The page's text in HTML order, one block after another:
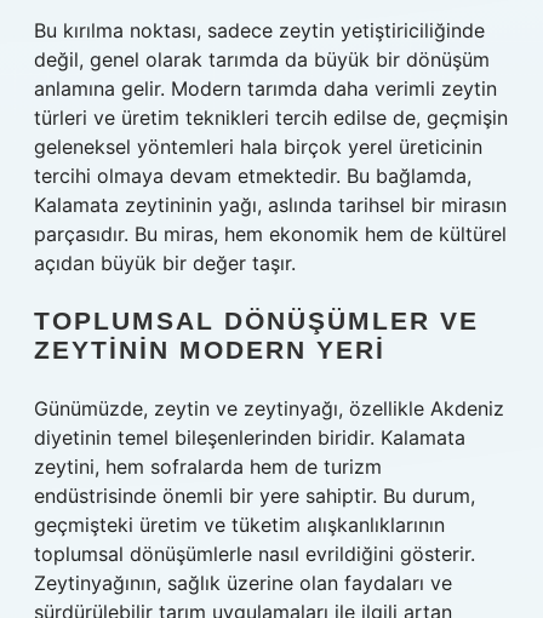
Bu kırılma noktası, sadece zeytin yetiştiriciliğinde
değil, genel olarak tarımda da büyük bir dönüşüm
anlamına gelir. Modern tarımda daha verimli zeytin
türleri ve üretim teknikleri tercih edilse de, geçmişin
geleneksel yöntemleri hala birçok yerel üreticinin
tercihi olmaya devam etmektedir. Bu bağlamda,
Kalamata zeytininin yağı, aslında tarihsel bir mirasın
parçasıdır. Bu miras, hem ekonomik hem de kültürel
açıdan büyük bir değer taşır.
TOPLUMSAL DÖNÜŞÜMLER VE
ZEYTININ MODERN YERI
Günümüzde, zeytin ve zeytinyağı, özellikle Akdeniz
diyetinin temel bileşenlerinden biridir. Kalamata
zeytini, hem sofralarda hem de turizm
endüstrisinde önemli bir yere sahiptir. Bu durum,
geçmişteki üretim ve tüketim alışkanlıklarının
toplumsal dönüşümlerle nasıl evrildiğini gösterir.
Zeytinyağının, sağlık üzerine olan faydaları ve
sürdürülebilir tarım uygulamaları ile ilgili artan